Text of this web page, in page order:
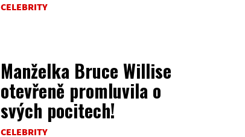
CELEBRITY
Manželka Bruce Willise
otevřeně promluvila o
svých pocitech!
CELEBRITY